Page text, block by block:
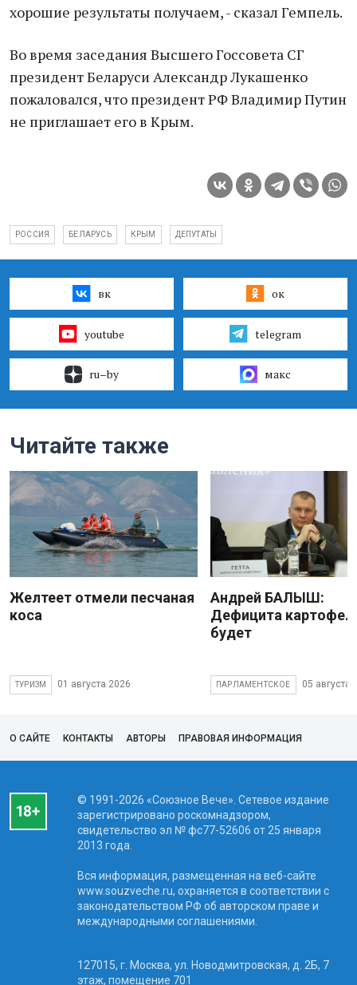
хорошие результаты получаем, - сказал Гемпель.
Во время заседания Высшего Госсовета СГ
президент Беларуси Александр Лукашенко
пожаловался, что президент РФ Владимир Путин
не приглашает его в Крым.
РОССИЯ БЕЛАРУСЬ КРЫМ ДЕПУТАТЫ
вк ок
youtube telegram
ru–by макс
Читайте также
Желтеет отмели песчаная
коса
ТУРИЗМ 01 августа 2026
Андрей БАЛЫШ:
Дефицита
будет
ПАРЛАМЕНТСКОЕ 05 августа
О САЙТЕ КОНТАКТЫ АВТОРЫ ПРАВОВАЯ ИНФОРМАЦИЯ
© 1991-2026 «Союзное Вече». Сетевое издание
зарегистрировано роскомнадзором,
свидетельство эл № фc77-52606 от 25 января
2013 года.
Вся информация, размещенная на веб-сайте
www.souzveche.ru, охраняется в соответствии с
законодательством РФ об авторском праве и
международными соглашениями.
127015, г. Москва, ул. Новодмитровская, д. 2Б, 7
этаж, помещение 701